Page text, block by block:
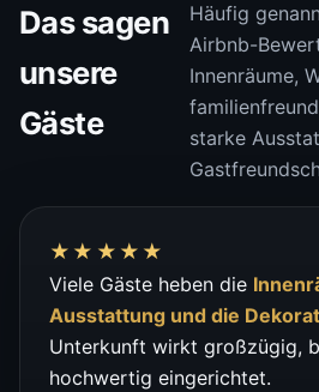
Das sagen
unsere
Gäste
Häufig
Airbnb-
Innenräume,
starke
★★★★★
Viele Gäste heben die
Ausstattung und die
Unterkunft wirkt großzügig,
hochwertig eingerichtet.